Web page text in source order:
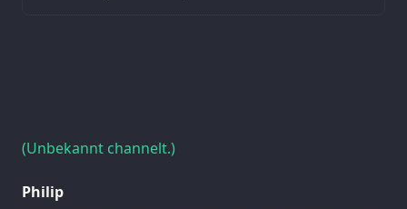
(Unbekannt channelt.)
Philip